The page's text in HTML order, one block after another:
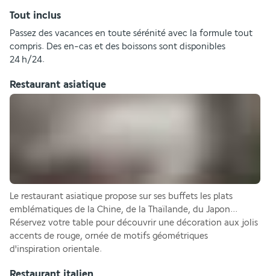
Tout inclus
Passez des vacances en toute sérénité avec la formule tout
compris. Des en-cas et des boissons sont disponibles
24 h/24.
Restaurant asiatique
Le restaurant asiatique propose sur ses buffets les plats
emblématiques de la Chine, de la Thaïlande, du Japon...
Réservez votre table pour découvrir une décoration aux jolis
accents de rouge, ornée de motifs géométriques
d'inspiration orientale.